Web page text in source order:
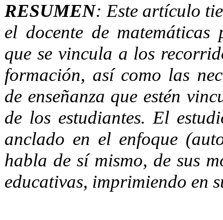
RESUMEN: Este artículo
el docente de
que se vincula a los
formación, así como las
de enseñanza que estén
de los estudiantes. El
anclado en el enfoque
habla de sí mismo, de sus
educativas, imprimiendo en